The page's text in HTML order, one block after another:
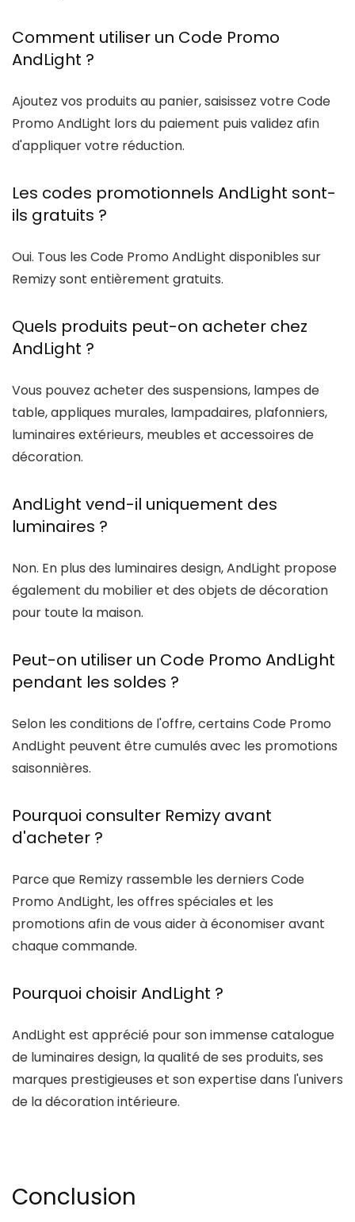
Comment utiliser un Code Promo
AndLight ?
Ajoutez vos produits au panier, saisissez votreCode
Promo AndLight lors du paiement puis validez afin
d'appliquer votre réduction.
Les codes promotionnels AndLight sont-
ils gratuits ?
Oui. Tous les Code Promo AndLight disponibles sur
Remizysont entièrement gratuits.
Quels produits peut-on acheter chez
AndLight ?
Vous pouvez acheter des suspensions, lampes de
table, appliques murales, lampadaires, plafonniers,
luminaires extérieurs, meubles et accessoires de
décoration.
AndLight vend-il uniquement des
luminaires ?
Non. En plus des luminaires design,AndLight propose
également du mobilier et des objets de décoration
pour toute la maison.
Peut-on utiliser un Code Promo AndLight
pendant les soldes ?
Selon les conditions de l'offre, certains Code Promo
AndLight peuvent être cumulés avec les promotions
saisonnières.
Pourquoi consulter Remizy avant
d'acheter ?
Parce que Remizy rassemble les derniers Code
Promo AndLight, les offres spéciales et les
promotions afin de vous aider à économiser avant
chaque commande.
Pourquoi choisir AndLight ?
AndLight est apprécié pour son immense catalogue
de luminaires design, la qualité de ses produits, ses
marques prestigieuses et son expertise dans l'univers
de la décoration intérieure.
Conclusion